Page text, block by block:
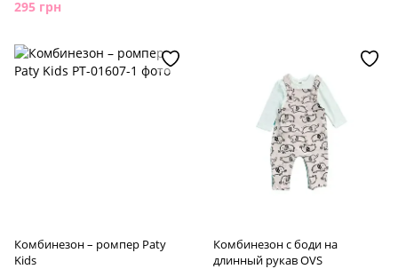
295 грн
Комбинезон – ромпер Paty
Kids
Комбинезон с боди на
длинный рукав OVS